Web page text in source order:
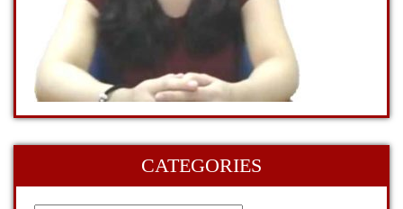
CATEGORIES